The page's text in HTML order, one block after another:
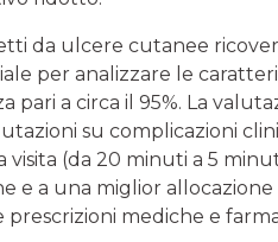
da ulcere cutanee
per analizzare le
pari a circa il 95%. La
su complicazioni
visita (da 20 minuti a 5
e a una miglior
mediche e